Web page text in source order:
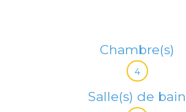
Chambre(s)
4
Salle(s) de bain